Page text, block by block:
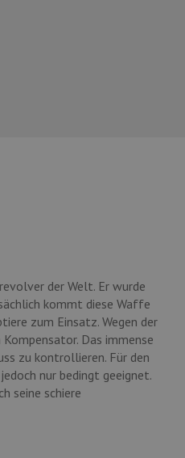
der Welt. Er wurde
kommt diese Waffe
zum Einsatz. Wegen der
Das immense
zu kontrollieren. Für den
nur bedingt geeignet.
seine schiere